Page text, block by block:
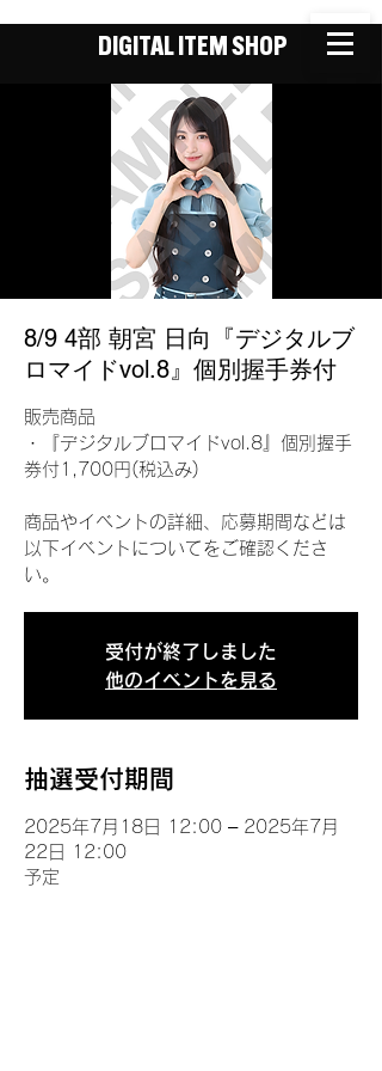
DIGITAL ITEM SHOP
8/9 4部 朝宮 日向『デジタルブ
ロマイドvol.8』個別握手券付
販売商品
・『デジタルブロマイドvol.8』個別握手
券付1,700円(税込み)
商品やイベントの詳細、応募期間などは
以下イベントについてをご確認くださ
い。
受付が終了しました
他のイベントを見る
抽選受付期間
2025年7月18日 12:00 – 2025年7月
22日 12:00
予定